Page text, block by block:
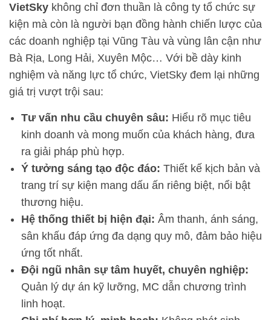
VietSky không chỉ đơn thuần là công ty tổ chức sự
kiện mà còn là người bạn đồng hành chiến lược của
các doanh nghiệp tại Vũng Tàu và vùng lân cận như
Bà Rịa, Long Hải, Xuyên Mộc… Với bề dày kinh
nghiệm và năng lực tổ chức, VietSky đem lại những
giá trị vượt trội sau:
Tư vấn nhu cầu chuyên sâu: Hiểu rõ mục tiêu
kinh doanh và mong muốn của khách hàng, đưa
ra giải pháp phù hợp.
Ý tưởng sáng tạo độc đáo: Thiết kế kịch bản và
trang trí sự kiện mang dấu ấn riêng biệt, nổi bật
thương hiệu.
Hệ thống thiết bị hiện đại: Âm thanh, ánh sáng,
sân khấu đáp ứng đa dạng quy mô, đảm bảo hiệu
ứng tốt nhất.
Đội ngũ nhân sự tâm huyết, chuyên nghiệp:
Quản lý dự án kỹ lưỡng, MC dẫn chương trình
linh hoạt.